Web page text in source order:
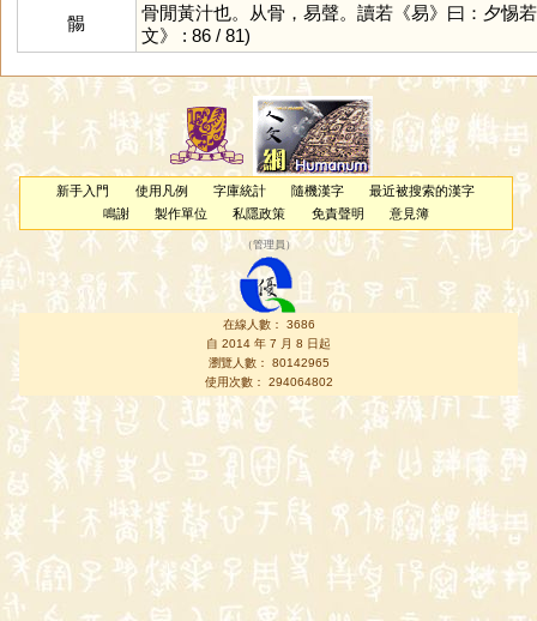
䯜
骨閒黃汁也。从骨，易聲。讀若《易》曰：夕惕
文》 : 86 / 81)
新手入門 使用凡例 字庫統計 隨機漢字
最近被搜索的漢字
鳴謝
製作單位 私隱政策 免責聲明 意見簿
（管理員 ）
在線人數： 3686
自 2014 年 7 月 8 日起
瀏覽人數： 80142965
使用次數： 294064802